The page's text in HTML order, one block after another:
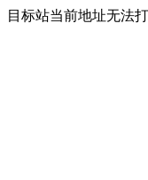
目标站当前地址无法